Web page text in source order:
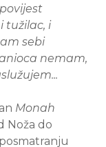
tužilac, i
sebi
nemam,
Monah
Noža do